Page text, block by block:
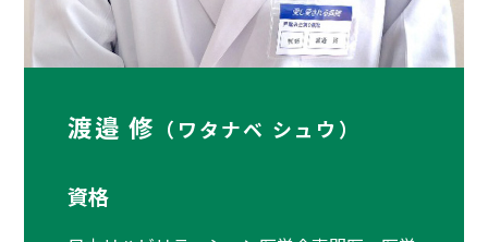
渡邉 修 （ワタナベ シュウ）
資格